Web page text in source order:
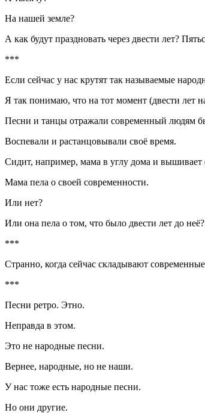
На нашей земле?
А как будут праздновать через двести лет?
***
Если сейчас у нас крутят так называемые
Я так понимаю, что на тот момент (двести лет
Песни и танцы отражали современный людям
Воспевали и растанцовывали своё время.
Сидит, например, мама в углу дома и
Мама пела о своей современности.
Или нет?
Или она пела о том, что было двести лет до неё?
***
Странно, когда сейчас складывают
***
Песни ретро. Этно.
Неправда в этом.
Это не народные песни.
Вернее, народные, но не наши.
У нас тоже есть народные песни.
Но они другие.